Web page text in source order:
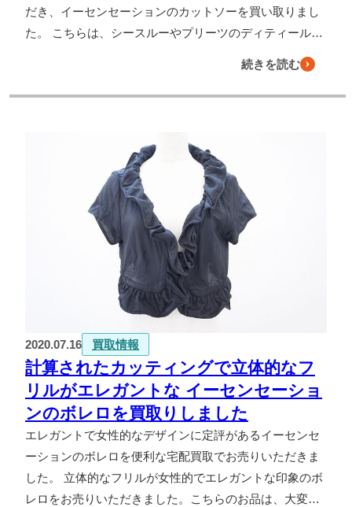
だき、イーセンセーションのカットソーを買い取りまし
た。 こちらは、シースルーやプリーツのディティール…
続きを読む
2020.07.16 買取情報
計算されたカッティングで立体的なフ
リルがエレガントな イーセンセーショ
ンのボレロを買取りしました
エレガントで女性的なデザインに定評があるイーセンセ
ーションのボレロを便利な宅配買取でお売りいただきま
した。 立体的なフリルが女性的でエレガントな印象のボ
レロをお売りいただきました。こちらのお品は、大変…